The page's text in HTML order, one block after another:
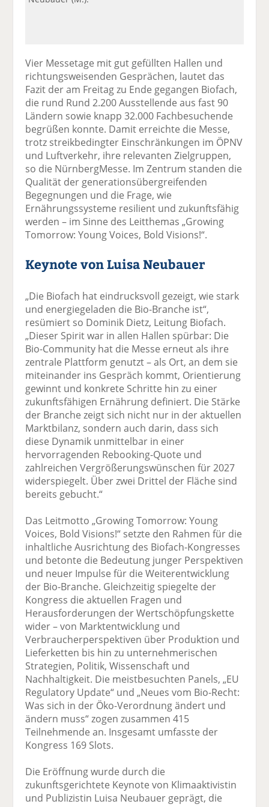
Vier Messetage mit gut gefüllten Hallen und
richtungsweisenden Gesprächen, lautet das
Fazit der am Freitag zu Ende gegangen Biofach,
die rund Rund 2.200 Ausstellende aus fast 90
Ländern sowie knapp 32.000 Fachbesuchende
begrüßen konnte. Damit erreichte die Messe,
trotz streikbedingter Einschränkungen im ÖPNV
und Luftverkehr, ihre relevanten Zielgruppen,
so die NürnbergMesse. Im Zentrum standen die
Qualität der generationsübergreifenden
Begegnungen und die Frage, wie
Ernährungssysteme resilient und zukunftsfähig
werden – im Sinne des Leitthemas „Growing
Tomorrow: Young Voices, Bold Visions!“.
Keynote von Luisa Neubauer
„Die Biofach hat eindrucksvoll gezeigt, wie stark
und energiegeladen die Bio-Branche ist“,
resümiert so Dominik Dietz, Leitung Biofach.
„Dieser Spirit war in allen Hallen spürbar: Die
Bio-Community hat die Messe erneut als ihre
zentrale Plattform genutzt – als Ort, an dem sie
miteinander ins Gespräch kommt, Orientierung
gewinnt und konkrete Schritte hin zu einer
zukunftsfähigen Ernährung definiert. Die Stärke
der Branche zeigt sich nicht nur in der aktuellen
Marktbilanz, sondern auch darin, dass sich
diese Dynamik unmittelbar in einer
hervorragenden Rebooking-Quote und
zahlreichen Vergrößerungswünschen für 2027
widerspiegelt. Über zwei Drittel der Fläche sind
bereits gebucht.“
Das Leitmotto „Growing Tomorrow: Young
Voices, Bold Visions!“ setzte den Rahmen für die
inhaltliche Ausrichtung des Biofach-Kongresses
und betonte die Bedeutung junger Perspektiven
und neuer Impulse für die Weiterentwicklung
der Bio-Branche. Gleichzeitig spiegelte der
Kongress die aktuellen Fragen und
Herausforderungen der Wertschöpfungskette
wider – von Marktentwicklung und
Verbraucherperspektiven über Produktion und
Lieferketten bis hin zu unternehmerischen
Strategien, Politik, Wissenschaft und
Nachhaltigkeit. Die meistbesuchten Panels, „EU
Regulatory Update“ und „Neues vom Bio-Recht:
Was sich in der Öko-Verordnung ändert und
ändern muss“ zogen zusammen 415
Teilnehmende an. Insgesamt umfasste der
Kongress 169 Slots.
Die Eröffnung wurde durch die
zukunftsgerichtete Keynote von Klimaaktivistin
und Publizistin Luisa Neubauer geprägt, die